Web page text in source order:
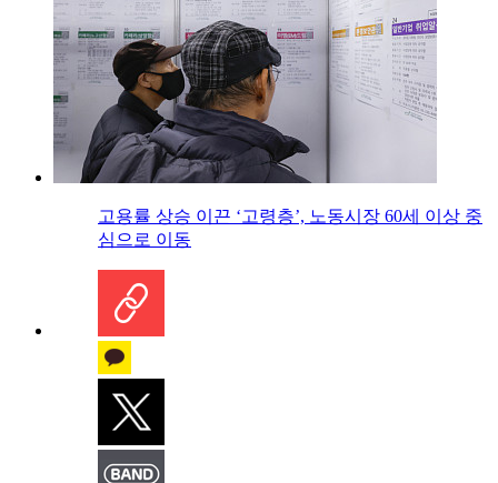
고용률 상승 이끈 ‘고령층’, 노동시장 60세 이상 중
심으로 이동